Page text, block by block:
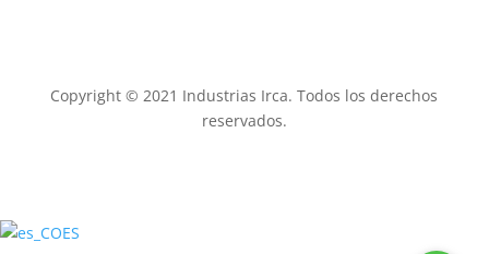
Copyright © 2021 Industrias Irca. Todos los derechos
reservados.
ES